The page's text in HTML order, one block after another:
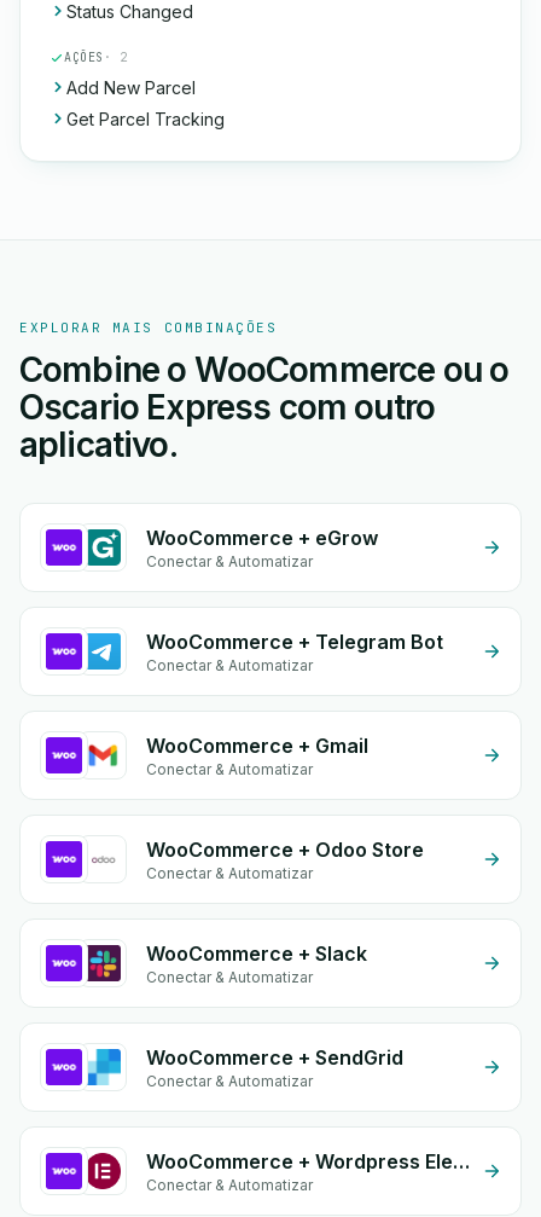
Status Changed
AÇÕES · 2
Add New Parcel
Get Parcel Tracking
EXPLORAR MAIS COMBINAÇÕES
Combine o WooCommerce ou o
Oscario Express com outro
aplicativo.
WooCommerce + eGrow
Conectar & Automatizar
WooCommerce + Telegram Bot
Conectar & Automatizar
WooCommerce + Gmail
Conectar & Automatizar
WooCommerce + Odoo Store
Conectar & Automatizar
WooCommerce + Slack
Conectar & Automatizar
WooCommerce + SendGrid
Conectar & Automatizar
WooCommerce + Wordpress Elementor
Conectar & Automatizar